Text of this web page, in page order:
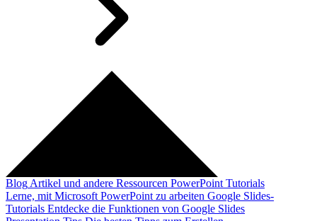
Blog Artikel und andere Ressourcen PowerPoint Tutorials
Lerne, mit Microsoft PowerPoint zu arbeiten Google Slides-
Tutorials Entdecke die Funktionen von Google Slides